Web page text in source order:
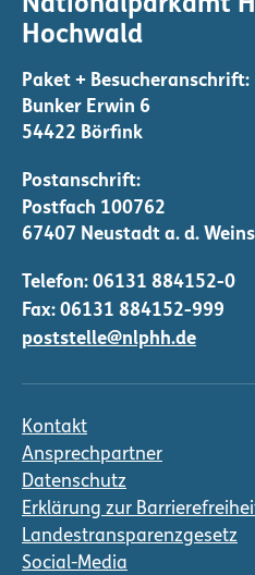
e
r
u
n
g
d
e
r
e
i
t
r
g
e
Nationalparkamt
Hochwald
Bunker Erwin 6
54422 Börfink
Telefon: 06131 884152-0
Fax: 06131 884152-999
poststelle@nlphh.de
Kontakt
Ansprechpartner
Datenschutz
Erklärung zur
Landestransparenzgesetz
Social-Media